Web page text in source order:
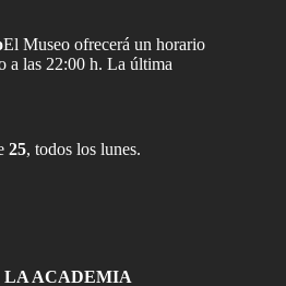
El Museo ofrecerá un horario
a las 22:00 h. La última
25, todos los lunes.
LA ACADEMIA